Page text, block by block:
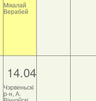
Мікалай
Верабей
14.04
Чэрвеньскі
р-н, А.